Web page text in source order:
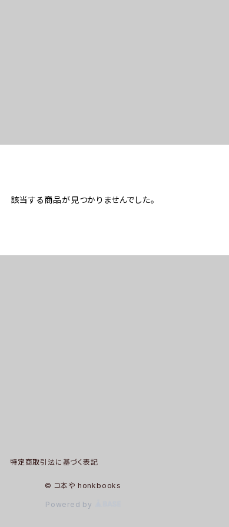
該当する商品が見つかりませんでした。
特定商取引法に基づく表記
© コ本や honkbooks
Powered by